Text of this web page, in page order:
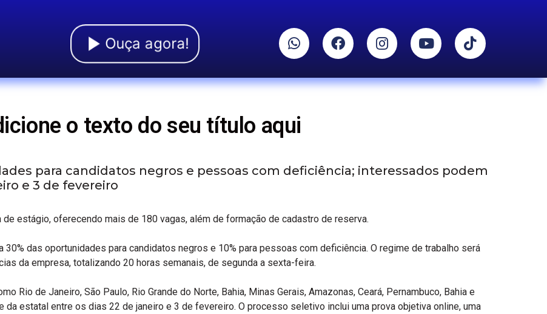
Ouça agora!
o texto do seu título aqui
para candidatos negros e pessoas com deficiência; interessados podem
e 3 de fevereiro
estágio, oferecendo mais de 180 vagas, além de formação de cadastro de reserva.
das oportunidades para candidatos negros e 10% para pessoas com deficiência. O regime de trabalho será
da empresa, totalizando 20 horas semanais, de segunda a sexta-feira.
Rio de Janeiro, São Paulo, Rio Grande do Norte, Bahia, Minas Gerais, Amazonas, Ceará, Pernambuco, Bahia e
estatal entre os dias 22 de janeiro e 3 de fevereiro. O processo seletivo inclui uma prova objetiva online, uma